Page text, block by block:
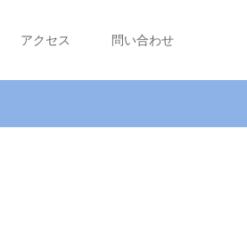
アクセス 問い合わせ